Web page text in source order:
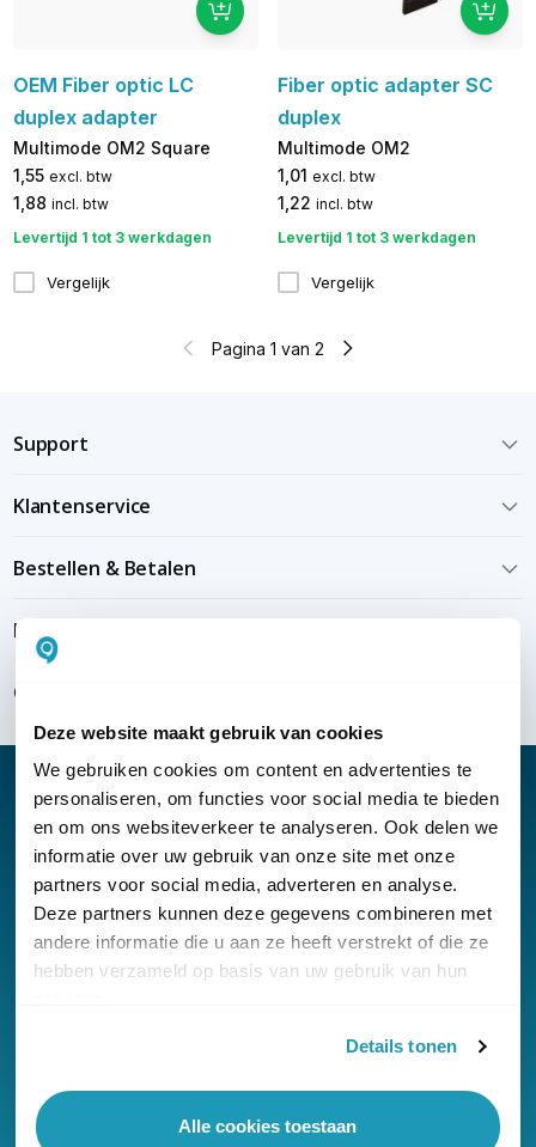
Deze website maakt gebruik van cookies
We gebruiken cookies om content en advertenties te
personaliseren, om functies voor social media te bieden
en om ons websiteverkeer te analyseren. Ook delen we
informatie over uw gebruik van onze site met onze
partners voor social media, adverteren en analyse.
Deze partners kunnen deze gegevens combineren met
andere informatie die u aan ze heeft verstrekt of die ze
hebben verzameld op basis van uw gebruik van hun
Details tonen
Alle cookies toestaan
OEM Fiber optic LC
duplex adapter
Multimode OM2 Square
1,55 excl. btw
1,88 incl. btw
Levertijd 1 tot 3 werkdagen
Vergelijk
Fiber optic adapter SC
duplex
Multimode OM2
1,01 excl. btw
1,22 incl. btw
Levertijd 1 tot 3 werkdagen
Vergelijk
Pagina 1 van 2
Support
Klantenservice
Bestellen & Betalen
Bezorgen & installeren
Over KommaGo
© Copyright KommaGo
Algemene voorwaarden
Nieuwsbrief
Klantenservice